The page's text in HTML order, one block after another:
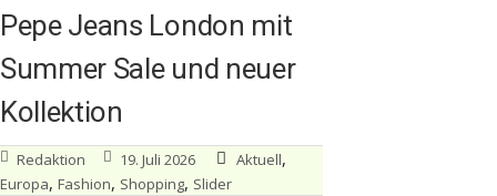
Pepe Jeans London mit
Summer Sale und neuer
Kollektion
Redaktion 19. Juli 2026 Aktuell,
Europa, Fashion, Shopping, Slider